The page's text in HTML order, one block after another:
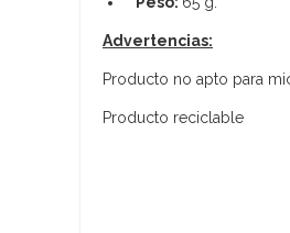
Advertencias:
Producto no apto para
Producto reciclable